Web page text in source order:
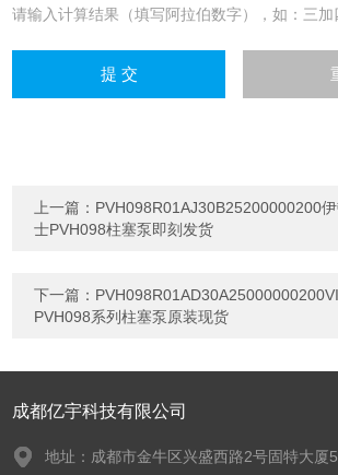
请输入计算结果（填写阿拉伯数字），如：三加
上一篇： PVH098R01AJ30B25200000200
士PVH098柱塞泵即刻发货
下一篇：
PVH098系列柱塞泵原装现货
成都亿宇科技有限公司
地址：成都市金牛区兴盛西路2号固特大厦